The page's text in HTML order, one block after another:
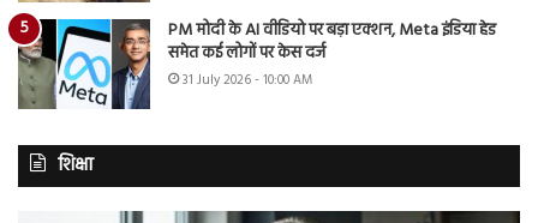
PM मोदी के AI वीडियो पर बड़ा एक्शन, Meta इंडिया हेड
समेत कई लोगों पर केस दर्ज
31 July 2026 - 10:00 AM
शिक्षा